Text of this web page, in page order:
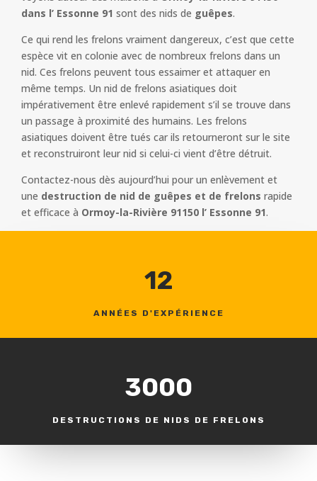
dans l’ Essonne 91 sont des nids de guêpes.
Ce qui rend les frelons vraiment dangereux, c’est que cette
espèce vit en colonie avec de nombreux frelons dans un
nid. Ces frelons peuvent tous essaimer et attaquer en
même temps. Un nid de frelons asiatiques doit
impérativement être enlevé rapidement s’il se trouve dans
un passage à proximité des humains. Les frelons
asiatiques doivent être tués car ils retourneront sur le site
et reconstruiront leur nid si celui-ci vient d’être détruit.
Contactez-nous dès aujourd’hui pour un enlèvement et
une destruction de nid de guêpes et de frelons rapide
et efficace à Ormoy-la-Rivière 91150 l’ Essonne 91.
12
ANNÉES D'EXPÉRIENCE
3000
DESTRUCTIONS DE NIDS DE FRELONS